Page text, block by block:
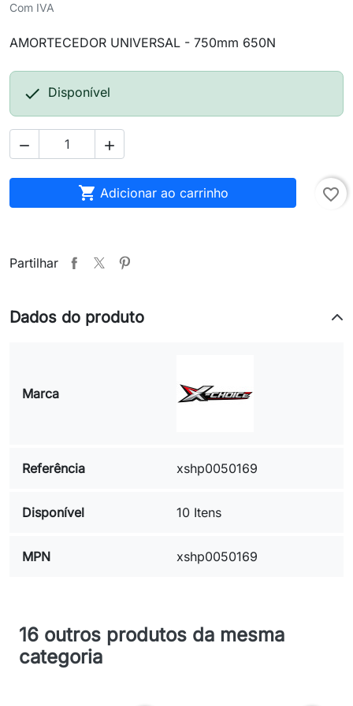
Com IVA
AMORTECEDOR UNIVERSAL - 750mm 650N
 Disponível
 
 Adicionar ao carrinho favorite_border
Partilhar
Dados do produto
Marca
Referência xshp0050169
Disponível 10 Itens
MPN xshp0050169
16 outros produtos da mesma
categoria